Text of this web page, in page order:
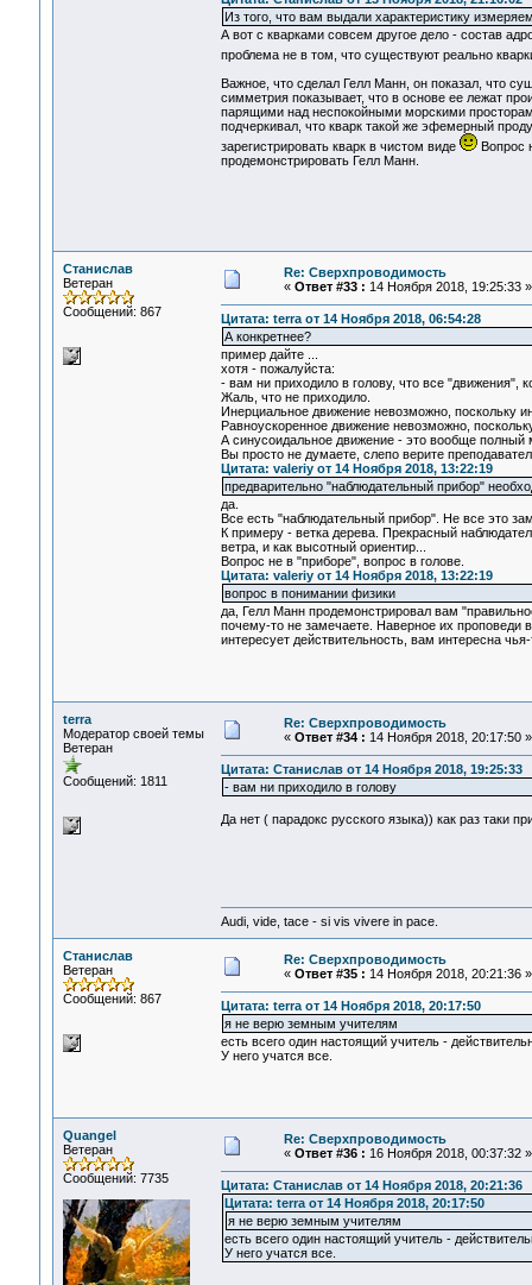
Из того, что вам выдали характеристику
А вот с кварками совсем другое дело - состав
проблема не в том, что существуют реально
Важное, что сделал Гелл Манн, он показал, что
симметрия показывает, что в основе ее лежат
парящими над неспокойными морскими
подчеркивал, что кварк такой же эфемерный
зарегистрировать кварк в чистом виде
Вопрос
продемонстрировать Гелл Манн.
Станислав
Ветеран
Сообщений: 867
Re: Сверхпроводимость
« Ответ #33 : 14 Ноября 2018, 19:25:33 »
Цитата: terra от 14 Ноября 2018, 06:54:28
А конкретнее?
пример дайте ...
хотя - пожалуйста:
- вам ни приходило в голову, что все "движения",
Жаль, что не приходило.
Инерциальное движение невозможно, поскольку
Равноускоренное движение невозможно,
А синусоидальное движение - это вообще полный
Вы просто не думаете, слепо верите
Цитата: valeriy от 14 Ноября 2018, 13:22:19
предварительно "наблюдательный прибор"
да.
Все есть "наблюдательный прибор". Не все это
К примеру - ветка дерева. Прекрасный
ветра, и как высотный ориентир...
Вопрос не в "приборе", вопрос в голове.
Цитата: valeriy от 14 Ноября 2018, 13:22:19
вопрос в понимании физики
да, Гелл Манн продемонстрировал вам
почему-то не замечаете. Наверное их проповеди
интересует действительность, вам интересна
terra
Модератор своей темы
Ветеран
Сообщений: 1811
Re: Сверхпроводимость
« Ответ #34 : 14 Ноября 2018, 20:17:50 »
Цитата: Станислав от 14 Ноября 2018, 19:25:33
- вам ни приходило в голову
Да нет ( парадокс русского языка)) как раз таки
Audi, vide, tace - si vis vivere in pace.
Станислав
Ветеран
Сообщений: 867
Re: Сверхпроводимость
« Ответ #35 : 14 Ноября 2018, 20:21:36 »
Цитата: terra от 14 Ноября 2018, 20:17:50
я не верю земным учителям
есть всего один настоящий учитель -
У него учатся все.
Quangel
Ветеран
Сообщений: 7735
Re: Сверхпроводимость
« Ответ #36 : 16 Ноября 2018, 00:37:32 »
Цитата: Станислав от 14 Ноября 2018, 20:21:36
Цитата: terra от 14 Ноября 2018, 20:17:50
я не верю земным учителям
есть всего один настоящий учитель -
У него учатся все.